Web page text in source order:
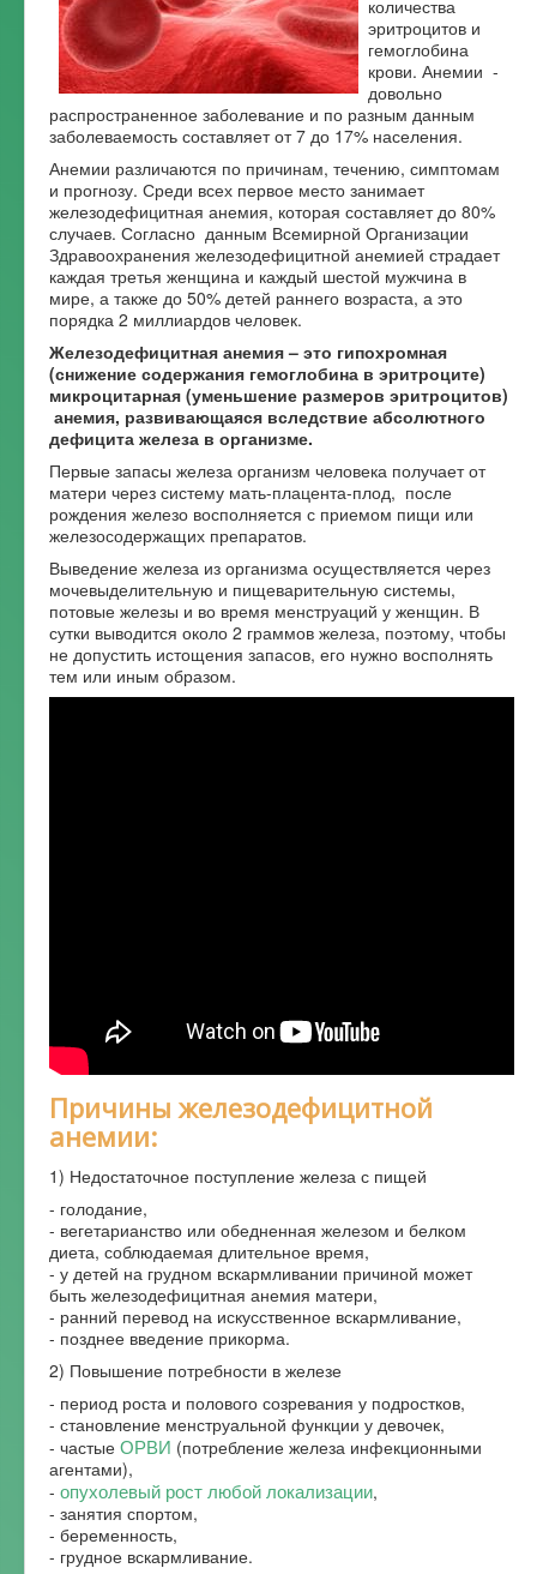
Форум
количества
эритроцитов и
гемоглобина
крови. Анемии -
довольно
распространенное заболевание и по разным данным
заболеваемость составляет от 7 до 17% населения.
Анемии различаются по причинам, течению, симптомам
и прогнозу. Среди всех первое место занимает
железодефицитная анемия, которая составляет до 80%
случаев. Согласно данным Всемирной Организации
Здравоохранения железодефицитной анемией страдает
каждая третья женщина и каждый шестой мужчина в
мире, а также до 50% детей раннего возраста, а это
порядка 2 миллиардов человек.
Железодефицитная анемия – это гипохромная
(снижение содержания гемоглобина в эритроците)
микроцитарная (уменьшение размеров эритроцитов)
анемия, развивающаяся вследствие абсолютного
дефицита железа в организме.
Первые запасы железа организм человека получает от
матери через систему мать-плацента-плод, после
рождения железо восполняется с приемом пищи или
железосодержащих препаратов.
Выведение железа из организма осуществляется через
мочевыделительную и пищеварительную системы,
потовые железы и во время менструаций у женщин. В
сутки выводится около 2 граммов железа, поэтому, чтобы
не допустить истощения запасов, его нужно восполнять
тем или иным образом.
Причины железодефицитной
анемии:
1) Недостаточное поступление железа с пищей
- голодание,
- вегетарианство или обедненная железом и белком
диета, соблюдаемая длительное время,
- у детей на грудном вскармливании причиной может
быть железодефицитная анемия матери,
- ранний перевод на искусственное вскармливание,
- позднее введение прикорма.
2) Повышение потребности в железе
- период роста и полового созревания у подростков,
- становление менструальной функции у девочек,
- частые ОРВИ (потребление железа инфекционными
агентами),
- опухолевый рост любой локализации,
- занятия спортом,
- беременность,
- грудное вскармливание.